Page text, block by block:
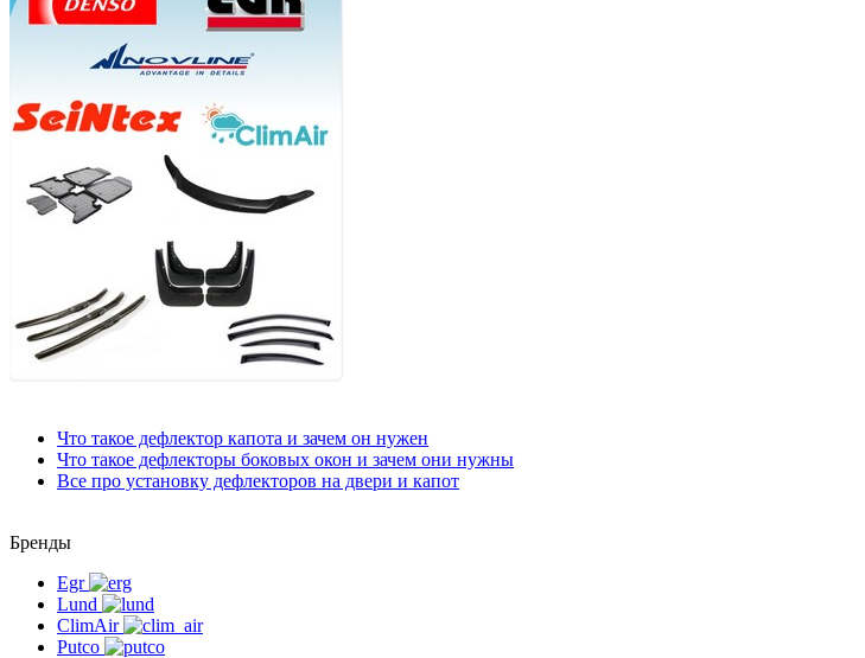
Что такое дефлектор капота и зачем он нужен
Что такое дефлекторы боковых окон и зачем они нужны
Все про установку дефлекторов на двери и капот
Бренды
Egr
Lund
ClimAir
Putco